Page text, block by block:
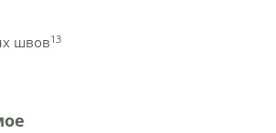
швов13